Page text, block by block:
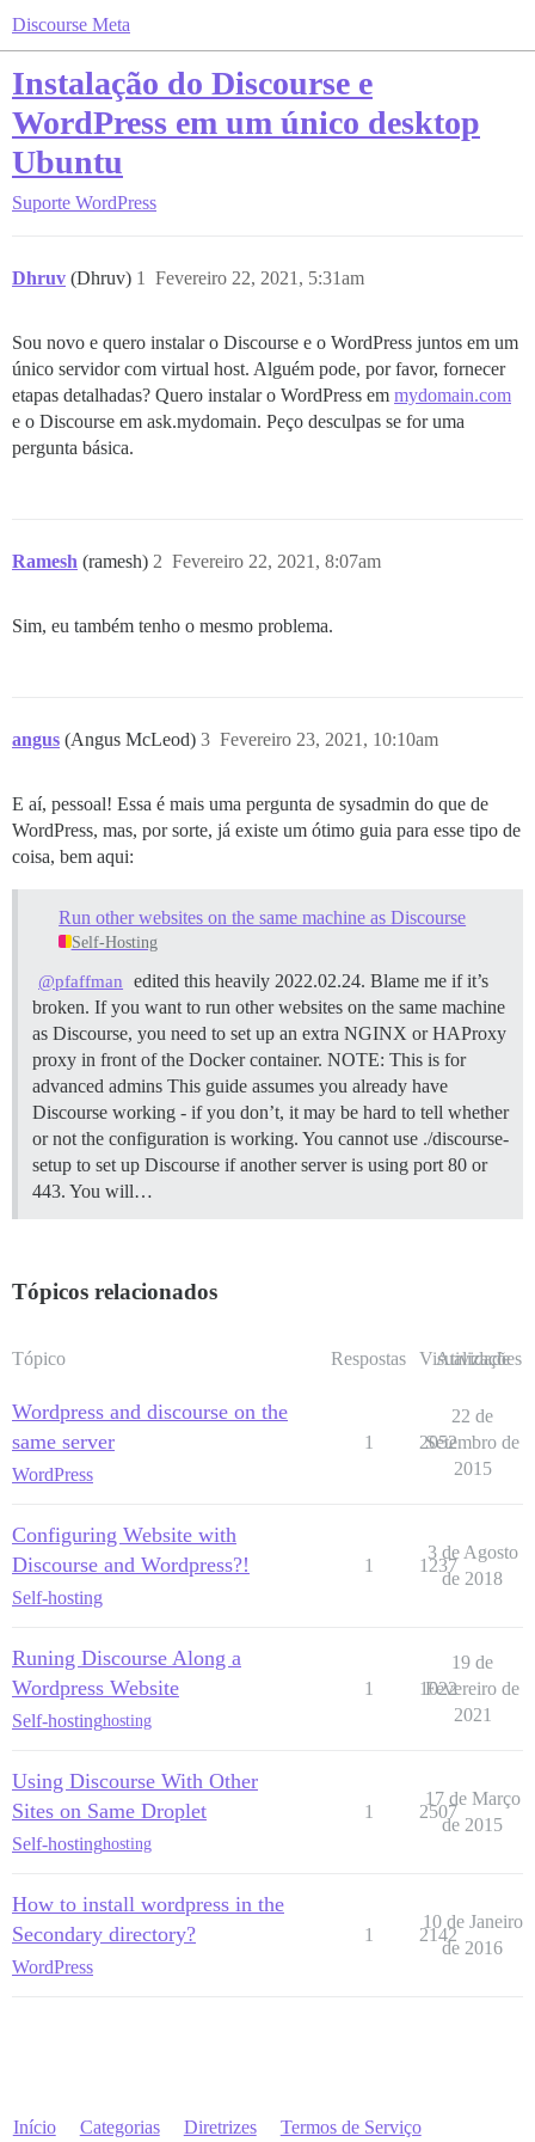
Discourse Meta
Instalação do Discourse e
WordPress em um único desktop
Ubuntu
Suporte WordPress
Dhruv (Dhruv) Fevereiro 22, 2021, 5:31am
1
Sou novo e quero instalar o Discourse e o WordPress juntos em um
único servidor com virtual host. Alguém pode, por favor, fornecer
etapas detalhadas? Quero instalar o WordPress em mydomain.com
e o Discourse em ask.mydomain. Peço desculpas se for uma
pergunta básica.
Ramesh (ramesh) Fevereiro 22, 2021, 8:07am
2
Sim, eu também tenho o mesmo problema.
angus (Angus McLeod) Fevereiro 23, 2021, 10:10am
3
E aí, pessoal! Essa é mais uma pergunta de sysadmin do que de
WordPress, mas, por sorte, já existe um ótimo guia para esse tipo de
coisa, bem aqui:
Run other websites on the same machine as Discourse
Self-Hosting
@pfaffman
edited this heavily 2022.02.24. Blame me if it’s
broken. If you want to run other websites on the same machine
as Discourse, you need to set up an extra NGINX or HAProxy
proxy in front of the Docker container. NOTE: This is for
advanced admins This guide assumes you already have
Discourse working - if you don’t, it may be hard to tell whether
or not the configuration is working. You cannot use ./discourse-
setup to set up Discourse if another server is using port 80 or
443. You will…
Tópicos relacionados
Tópico Respostas Visualizações
Atividade
Wordpress and discourse on the
same server
WordPress
1 2052
22 de
Setembro de
2015
Configuring Website with
Discourse and Wordpress?!
Self-hosting
1 1237
3 de Agosto
de 2018
Runing Discourse Along a
Wordpress Website
Self-hostinghosting
1 1022
19 de
Fevereiro de
2021
Using Discourse With Other
Sites on Same Droplet
Self-hostinghosting
1 2507
17 de Março
de 2015
How to install wordpress in the
Secondary directory?
WordPress
1 2142
10 de Janeiro
de 2016
Início Categorias Diretrizes Termos de Serviço